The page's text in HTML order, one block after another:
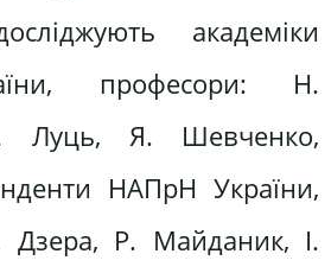
академіки
професори: Н.
Луць, Я. Шевченко,
НАПрН України,
Дзера, Р. Майданик, І.